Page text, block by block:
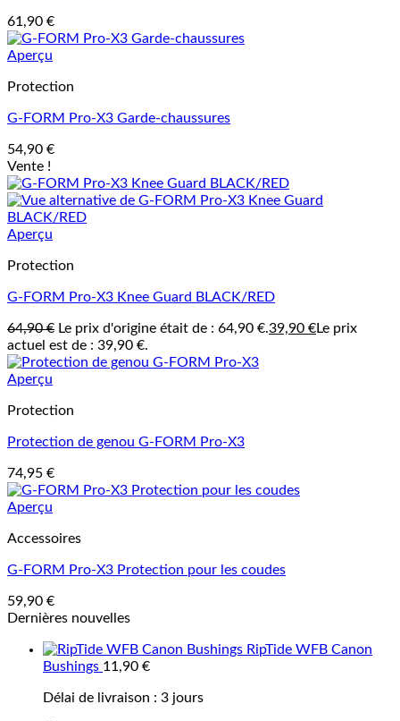
61,90 €
Aperçu
Protection
G-FORM Pro-X3 Garde-chaussures
54,90 €
Vente !
Aperçu
Protection
G-FORM Pro-X3 Knee Guard BLACK/RED
64,90€ Le prix d'origine était de : 64,90 €.39,90 €Le prix
actuel est de : 39,90 €.
Aperçu
Protection
Protection de genou G-FORM Pro-X3
74,95 €
Aperçu
Accessoires
G-FORM Pro-X3 Protection pour les coudes
59,90 €
Dernières nouvelles
RipTide WFB Canon
Bushings 11,90 €
Délai de livraison : 3 jours